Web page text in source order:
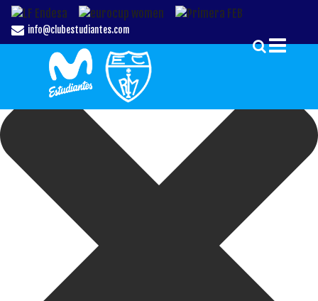
Gestionar el Consentimiento de las Cookies
info@clubestudiantes.com